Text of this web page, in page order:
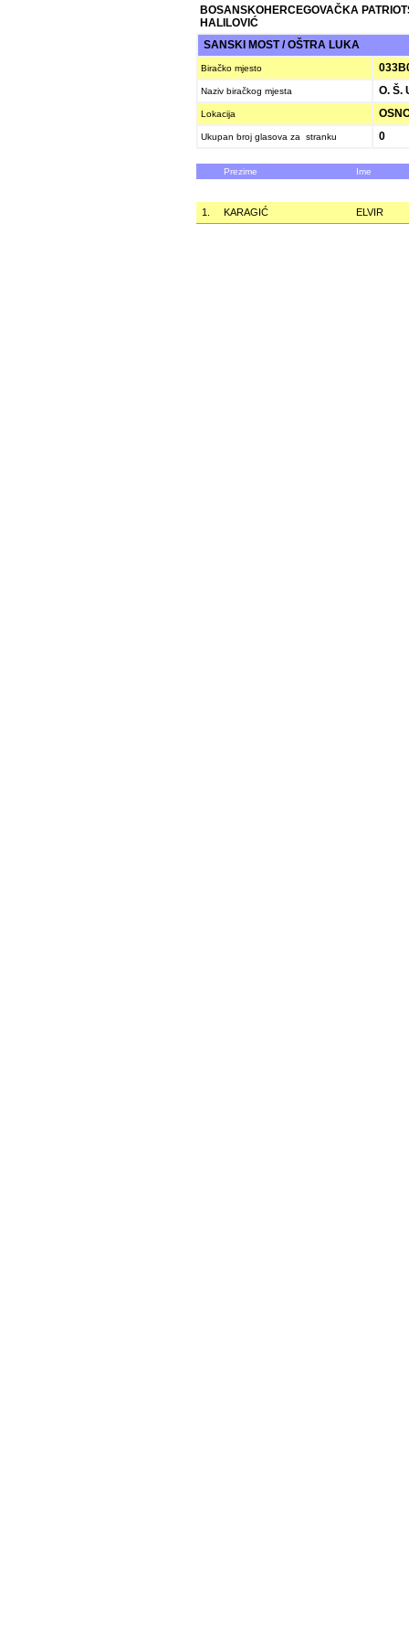
BOSANSKOHERCEGOVAČKA
HALILOVIĆ
SANSKI MOST / OŠTRA LUKA
Biračko mjesto
Naziv biračkog mjesta O. Š.
Lokacija
Ukupan broj glasova za stranku 0
Prezime Ime
1. KARAGIĆ ELVIR